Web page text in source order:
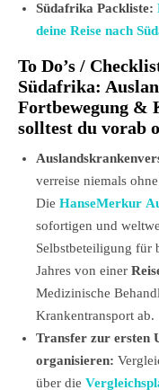
Südafrika Packliste:
deine Reise nach
To Do’s /
Südafrika:
Fortbewegung &
solltest du vorab
verreise niemals
Die HanseMerkur
sofortigen und
Selbstbeteiligung für
Jahres von einer
Medizinische
Krankentransport ab.
Transfer zur ersten
organisieren:
über die